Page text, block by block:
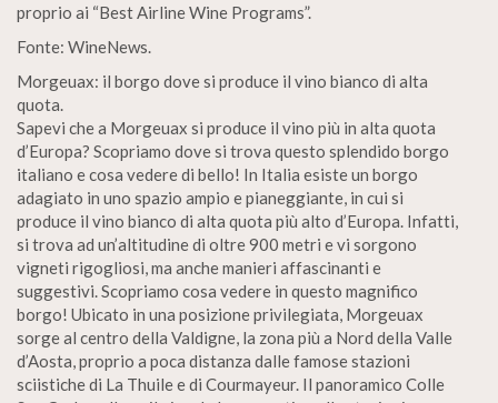
proprio ai “Best Airline Wine Programs”.
Fonte: WineNews.
Morgeuax: il borgo dove si produce il vino bianco di alta
quota.
Sapevi che a Morgeuax si produce il vino più in alta quota
d’Europa? Scopriamo dove si trova questo splendido borgo
italiano e cosa vedere di bello! In Italia esiste un borgo
adagiato in uno spazio ampio e pianeggiante, in cui si
produce il vino bianco di alta quota più alto d’Europa. Infatti,
si trova ad un’altitudine di oltre 900 metri e vi sorgono
vigneti rigogliosi, ma anche manieri affascinanti e
suggestivi. Scopriamo cosa vedere in questo magnifico
borgo! Ubicato in una posizione privilegiata, Morgeuax
sorge al centro della Valdigne, la zona più a Nord della Valle
d’Aosta, proprio a poca distanza dalle famose stazioni
sciistiche di La Thuile e di Courmayeur. Il panoramico Colle